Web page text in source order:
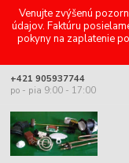
Venujte zvýšenú
údajov. Faktúru
pokyny na zaplatenie
+421 905937744
po - pia 9:00 - 17:00